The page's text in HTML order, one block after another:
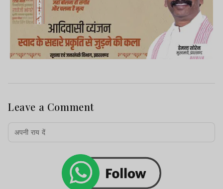
Leave a Comment